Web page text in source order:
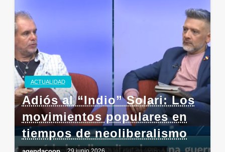
ACTUALIDAD
Adiós al “Indio” Solari: Los
movimientos populares en
tiempos de neoliberalismo